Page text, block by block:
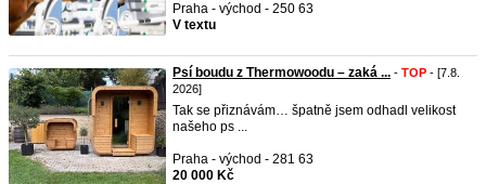
Praha - východ - 250 63
V textu
Psí boudu z Thermowoodu – zaká ... - TOP - [7.8.
2026]
Tak se přiznávám… špatně jsem odhadl velikost
našeho ps ...
Praha - východ - 281 63
20 000 Kč